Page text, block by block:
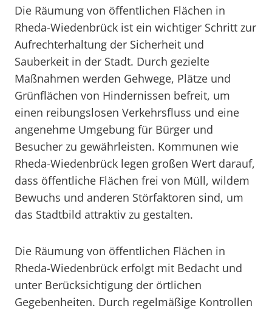
Die Räumung von öffentlichen Flächen in
Rheda-Wiedenbrück ist ein wichtiger Schritt zur
Aufrechterhaltung der Sicherheit und
Sauberkeit in der Stadt. Durch gezielte
Maßnahmen werden Gehwege, Plätze und
Grünflächen von Hindernissen befreit, um
einen reibungslosen Verkehrsfluss und eine
angenehme Umgebung für Bürger und
Besucher zu gewährleisten. Kommunen wie
Rheda-Wiedenbrück legen großen Wert darauf,
dass öffentliche Flächen frei von Müll, wildem
Bewuchs und anderen Störfaktoren sind, um
das Stadtbild attraktiv zu gestalten.
Die Räumung von öffentlichen Flächen in
Rheda-Wiedenbrück erfolgt mit Bedacht und
unter Berücksichtigung der örtlichen
Gegebenheiten. Durch regelmäßige Kontrollen